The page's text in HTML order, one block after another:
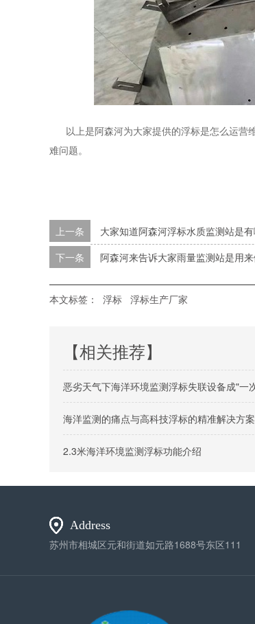
以上是阿森河为大家提供的浮标是怎么运营
难问题。
上一条
大家知道阿森河浮标水质监测站是
下一条 阿森河来告诉大家雨量监测站是用
本文标签： 浮标 浮标生产厂家
【相关推荐】
恶劣天气下海洋环境监测浮标失联设备成"一
海洋监测的痛点与高科技浮标的精准解决方案
2.3米海洋环境监测浮标功能介绍
Address
苏州市相城区元和街道如元路1688号东区111